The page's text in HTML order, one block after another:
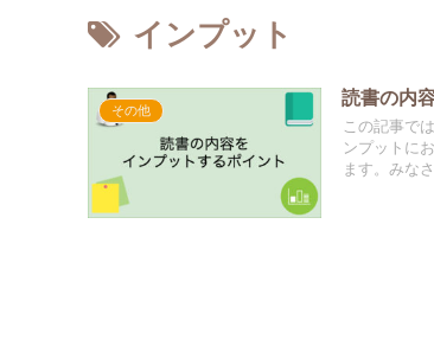
インプット
その他
読書の内
この記事で
ンプットに
ます。みな